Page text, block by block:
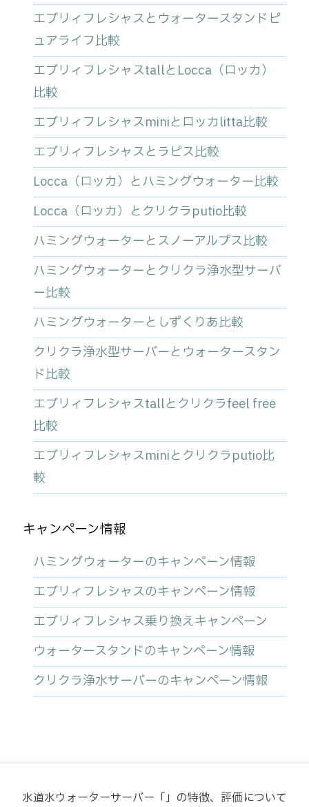
エブリィフレシャスとウォータースタンドピ
ュアライフ比較
エブリィフレシャスtallとLocca（ロッカ）
比較
エブリィフレシャスminiとロッカlitta比較
エブリィフレシャスとラピス比較
Locca（ロッカ）とハミングウォーター比較
Locca（ロッカ）とクリクラputio比較
ハミングウォーターとスノーアルプス比較
ハミングウォーターとクリクラ浄水型サーバ
ー比較
ハミングウォーターとしずくりあ比較
クリクラ浄水型サーバーとウォータースタン
ド比較
エブリィフレシャスtallとクリクラfeel free
比較
エブリィフレシャスminiとクリクラputio比
較
キャンペーン情報
ハミングウォーターのキャンペーン情報
エブリィフレシャスのキャンペーン情報
エブリィフレシャス乗り換えキャンペーン
ウォータースタンドのキャンペーン情報
クリクラ浄水サーバーのキャンペーン情報
水道水ウォーターサーバー「」の特徴、評価について